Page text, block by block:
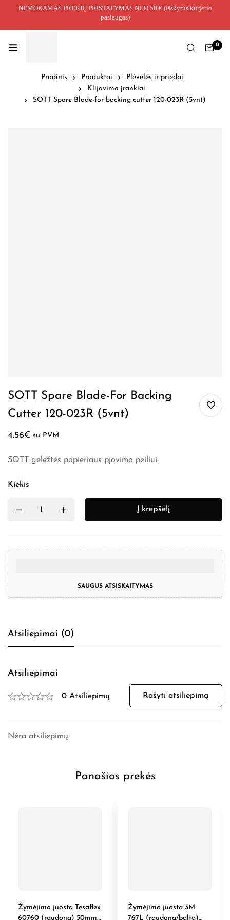
NEMOKAMAS PREKIŲ PRISTATYMAS NUO 50 € (Išskyrus kurjerio
paslaugas)
0
Pradinis Produktai
Plėvelės ir priedai
Klijavimo įrankiai
SOTT Spare Blade-for backing cutter 120-023R (5vnt)
SOTT Spare Blade-For Backing
Cutter 120-023R (5vnt)
4.56€ su PVM
SOTT geležtės popieriaus pjovimo peiliui.
Kiekis
Į krepšelį
SAUGUS ATSISKAITYMAS
Atsiliepimai (0)
Atsiliepimai
0 Atsiliepimų Rašyti atsiliepimą
Nėra atsiliepimų
Panašios prekės
Žymėjimo juosta Tesaflex
60760 (raudona) 50mm
Žymėjimo juosta 3M
767L (raudona/balta)